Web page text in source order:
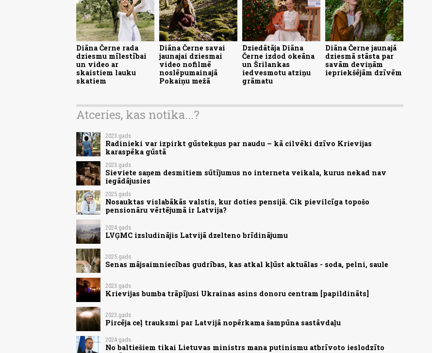
Diāna Černe rada
dziesmu mīlestībai
un video ar
skaistiem lauku
skatiem
Diāna Černe savai
jaunajai dziesmai
video nofilmē
noslēpumainajā
Pokaiņu mežā
Dziedātāja Diāna
Černe izdod okeāna
un Šrilankas
iedvesmotu atziņu
grāmatu
Diāna Černe jaunajā
dziesmā stāsta par
savām deviņām
iepriekšējām dzīvēm
Atceries, kas notika...?
2023.gads
Radinieki var izpirkt gūstekņus par naudu – kā cilvēki dzīvo Krievijas
karaspēka gūstā
2023.gads
Sieviete saņem desmitiem sūtījumus no interneta veikala, kurus nekad nav
iegādājusies
2025.gads
Nosauktas vislabākās valstis, kur doties pensijā. Cik pievilcīga topošo
pensionāru vērtējumā ir Latvija?
2024.gads
LVĢMC izsludinājis Latvijā dzelteno brīdinājumu
2025.gads
Senas mājsaimniecības gudrības, kas atkal kļūst aktuālas - soda, pelni, saule
2023.gads
Krievijas bumba trāpījusi Ukrainas asins donoru centram [papildināts]
2023.gads
Pircēja ceļ trauksmi par Latvijā nopērkama šampūna sastāvdaļu
2024.gads
No baltiešiem tikai Lietuvas ministrs mana putinismu atbrīvoto ieslodzīto